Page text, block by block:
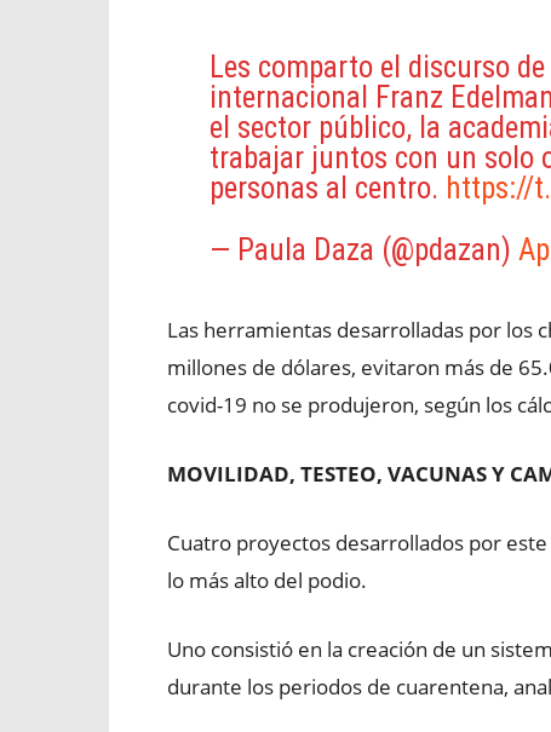
Les comparto el discurso
internacional Franz
el sector público, la
trabajar juntos con un solo
personas al centro. https://
— Paula Daza (@pdazan)
Las herramientas desarrolladas por los
millones de dólares, evitaron más de
covid-19 no se produjeron, según los
MOVILIDAD, TESTEO, VACUNAS Y
Cuatro proyectos desarrollados por
lo más alto del podio.
Uno consistió en la creación de un
durante los periodos de cuarentena,